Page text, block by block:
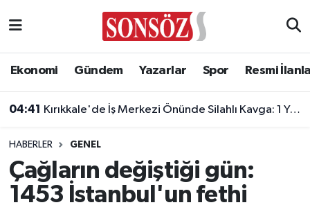
Ekonomi Gündem Yazarlar Spor Resmi
04:41 Kırıkkale'de İş Merkezi Önünde Silahlı Kavga: 1 Yaralı
HABERLER GENEL
Çağların değiştiği gün:
1453 İstanbul'un fethi
Asayiş
Biyografi
Çevre
Ankara Nöbetçi Eczaneler
Ankara Trafik Yoğunluk Haritası
Süper Lig Puan Durumu ve Fikstür